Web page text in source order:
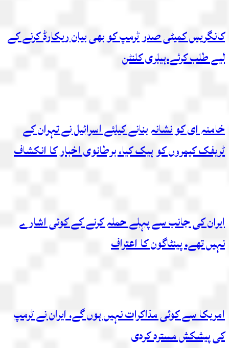
کانگریس کمیٹی صدر ٹرمپ کو بھی بیان ریکارڈ کرنے کے
لیے طلب کرئے.ہیلری کلنٹن
خامنہ ای کو نشانہ بنانے کیلئے اسرائیل نے تہران کے
ٹریفک کیمروں کو ہیک کیا، برطانوی اخبار کا انکشاف
ایران کی جانب سے پہلے حملہ کرنے کے کوئی اشارے
نہیں تھے. پینٹاگون کا اعتراف
امریکا سے کوئی مذاکرات نہیں ہوں گے، ایران نے ٹرمپ
کی پیشکش مسترد کردی